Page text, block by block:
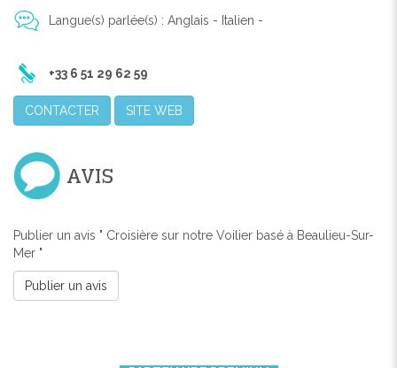
Previous
Langue(s) parlée(s) : Anglais - Italien -
+33 6 51 29 62 59
CONTACTER SITE WEB
AVIS
Publier un avis " Croisière sur notre Voilier basé à Beaulieu-Sur-
Mer "
Publier un avis